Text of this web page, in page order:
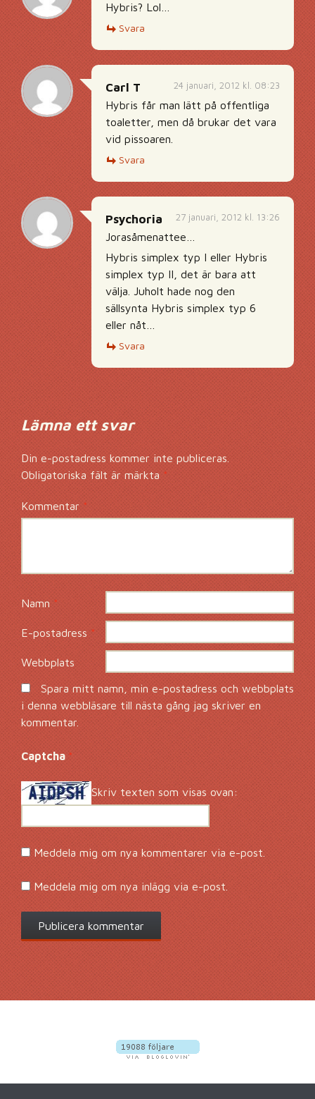
Hybris? Lol…
Svara
24 januari, 2012 kl. 08:23
Carl T
Hybris får man lätt på offentliga
toaletter, men då brukar det vara
vid pissoaren.
Svara
27 januari, 2012 kl. 13:26
Psychoria
Jorasåmenattee…
Hybris simplex typ I eller Hybris
simplex typ II, det är bara att
välja. Juholt hade nog den
sällsynta Hybris simplex typ 6
eller nåt…
Svara
Lämna ett svar
Din e-postadress kommer inte publiceras.
Obligatoriska fält är märkta*
Kommentar*
Namn*
E-postadress*
Webbplats
Spara mitt namn, min e-postadress och webbplats
i denna webbläsare till nästa gång jag skriver en
kommentar.
Captcha*
Skriv texten som visas ovan:
Meddela mig om nya kommentarer via e-post.
Meddela mig om nya inlägg via e-post.